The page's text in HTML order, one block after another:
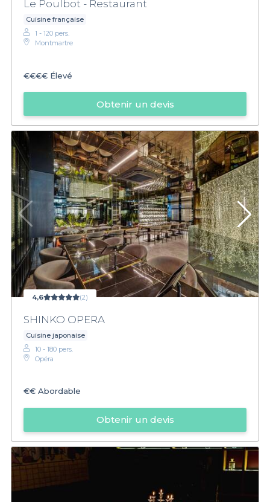
Le Poulbot - Restaurant
Cuisine française
1 - 120 pers.
Montmartre
€€€€ Élevé
Obtenir un devis
4,6 (2)
SHINKO OPERA
Cuisine japonaise
10 - 180 pers.
Opéra
€€ Abordable
Obtenir un devis